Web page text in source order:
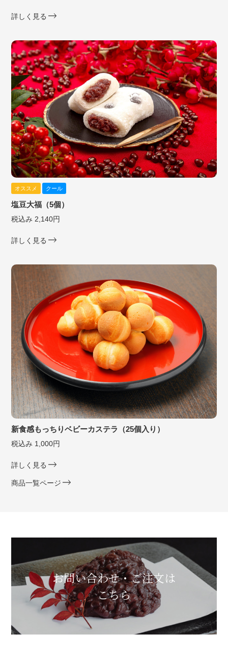
詳しく見る
オススメ クール
塩豆大福（5個）
税込み 2,140円
詳しく見る
新食感もっちりベビーカステラ（25個入り）
税込み 1,000円
詳しく見る
商品一覧ページ
お問い合わせ・ご注文は
こちら